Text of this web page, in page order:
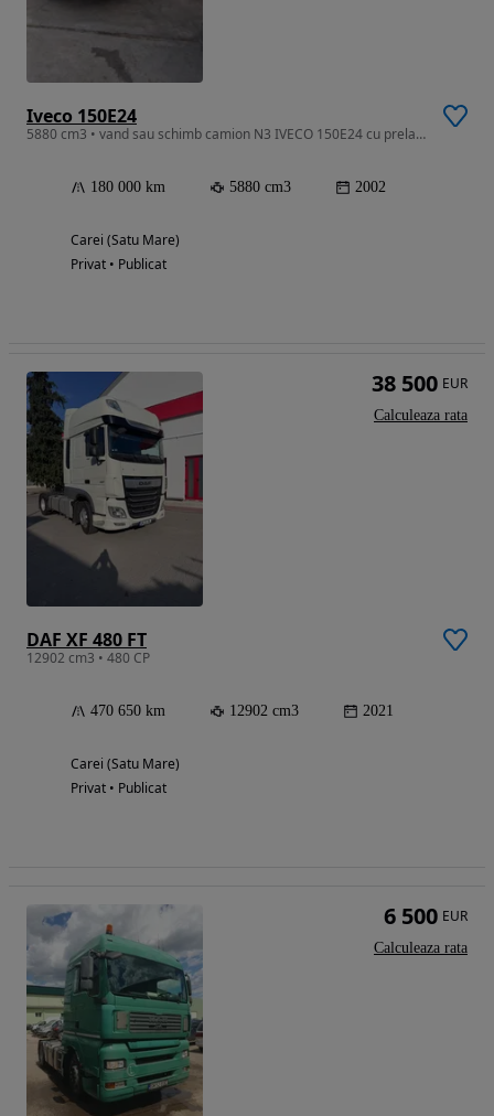
Iveco 150E24
5880 cm3 • vand sau schimb camion N3 IVECO 150E24 cu prelata in conditie buna
180 000 km 5880 cm3 2002
Carei (Satu Mare)
Privat • Publicat
DAF XF 480 FT
12902 cm3 • 480 CP
470 650 km 12902 cm3 2021
Carei (Satu Mare)
Privat • Publicat
38 500 EUR
Calculeaza rata
6 500 EUR
Calculeaza rata